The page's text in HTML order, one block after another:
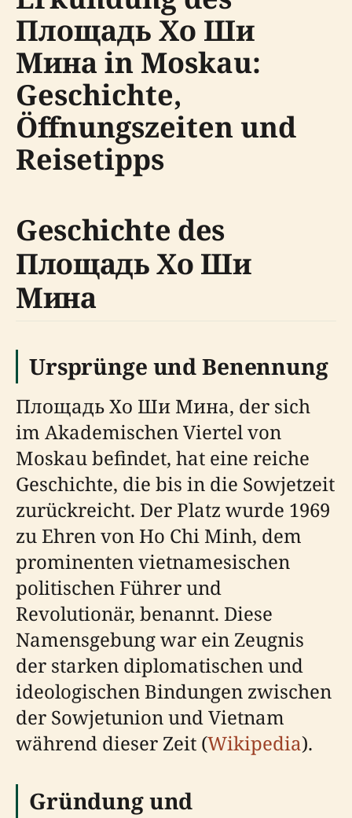
Площадь Хо Ши
Мина in Moskau:
Geschichte,
Öffnungszeiten und
Reisetipps
Geschichte des
Площадь Хо Ши
Мина
Ursprünge und Benennung
Площадь Хо Ши Мина, der sich
im Akademischen Viertel von
Moskau befindet, hat eine reiche
Geschichte, die bis in die Sowjetzeit
zurückreicht. Der Platz wurde 1969
zu Ehren von Ho Chi Minh, dem
prominenten vietnamesischen
politischen Führer und
Revolutionär, benannt. Diese
Namensgebung war ein Zeugnis
der starken diplomatischen und
ideologischen Bindungen zwischen
der Sowjetunion und Vietnam
während dieser Zeit (Wikipedia).
Gründung und